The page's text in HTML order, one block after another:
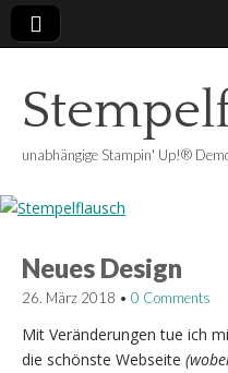
unabhängige Stampin' Up!®
Neues Design
26. März 2018 • 0 Comments
Mit Veränderungen tue ich
die schönste Webseite